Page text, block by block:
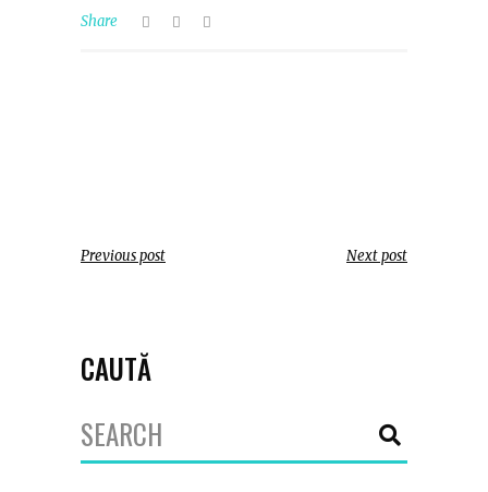
Share
Previous post Next post
CAUTĂ
Search
for: